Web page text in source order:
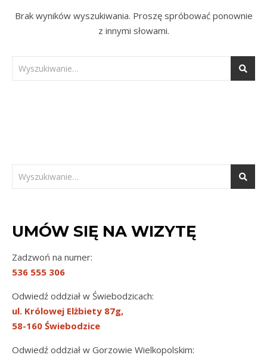
Brak wyników wyszukiwania. Proszę spróbować ponownie
z innymi słowami.
UMÓW SIĘ NA WIZYTĘ
Zadzwoń na numer:
536 555 306
Odwiedź oddział w Świebodzicach:
ul. Królowej Elżbiety 87g,
58-160 Świebodzice
Odwiedź oddział w Gorzowie Wielkopolskim: